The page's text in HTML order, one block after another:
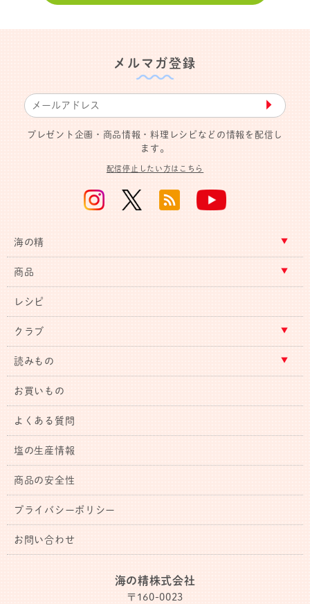
メルマガ登録
▶︎
プレゼント企画・商品情報・料理レシピなどの情報を配信し
ます。
配信停止したい方はこちら
海の精
商品
レシピ
クラブ
読みもの
お買いもの
よくある質問
塩の生産情報
商品の安全性
プライバシーポリシー
お問い合わせ
海の精株式会社
〒160-0023